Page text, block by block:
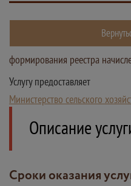
формирования реестра
Услугу предоставляет
Министерство сельского
Описание
Сроки оказания